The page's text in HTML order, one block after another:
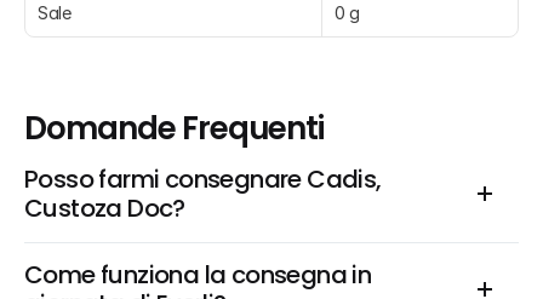
Sale 0 g
Domande Frequenti
Posso farmi consegnare Cadis,
Custoza Doc?
Come funziona la consegna in